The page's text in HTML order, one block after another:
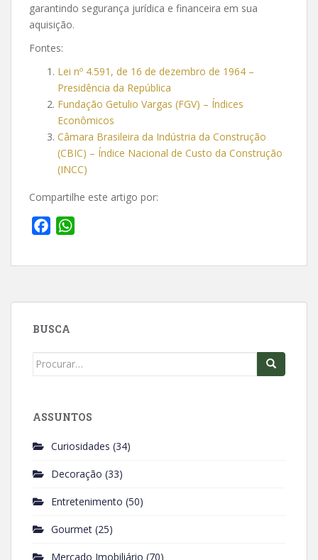
garantindo segurança jurídica e financeira em sua
aquisição.
Fontes:
Lei nº 4.591, de 16 de dezembro de 1964 –
Presidência da República
Fundação Getulio Vargas (FGV) – Índices
Econômicos
Câmara Brasileira da Indústria da Construção
(CBIC) – Índice Nacional de Custo da Construção
(INCC)
Compartilhe este artigo por:
c
b
o
a
s
BUSCA
Search
ASSUNTOS
Curiosidades (34)
Decoração (33)
Entretenimento (50)
Gourmet (25)
Mercado Imobiliário (70)